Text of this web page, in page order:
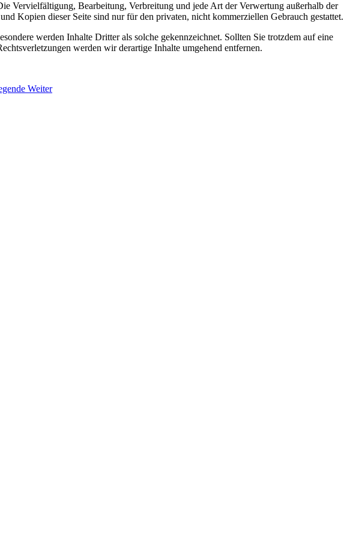
Vervielfältigung, Bearbeitung, Verbreitung und jede Art der Verwertung außerhalb der
Kopien dieser Seite sind nur für den privaten, nicht kommerziellen Gebrauch gestattet.
werden Inhalte Dritter als solche gekennzeichnet. Sollten Sie trotzdem auf eine
werden wir derartige Inhalte umgehend entfernen.
Weiter